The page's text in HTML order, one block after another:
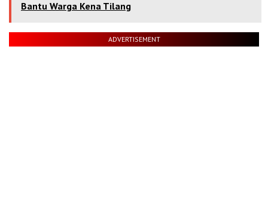
Bantu Warga Kena Tilang
ADVERTISEMENT